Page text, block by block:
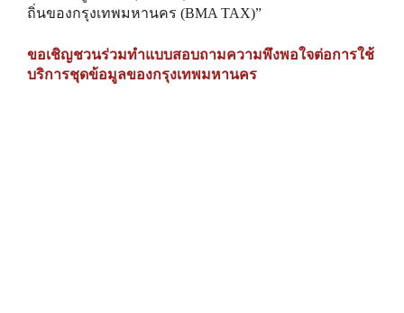
ถิ่นของกรุงเทพมหานคร (BMA TAX)”
ขอเชิญชวนร่วมทำแบบสอบถามความพึงพอใจต่อการใช้
บริการชุดข้อมูลของกรุงเทพมหานคร